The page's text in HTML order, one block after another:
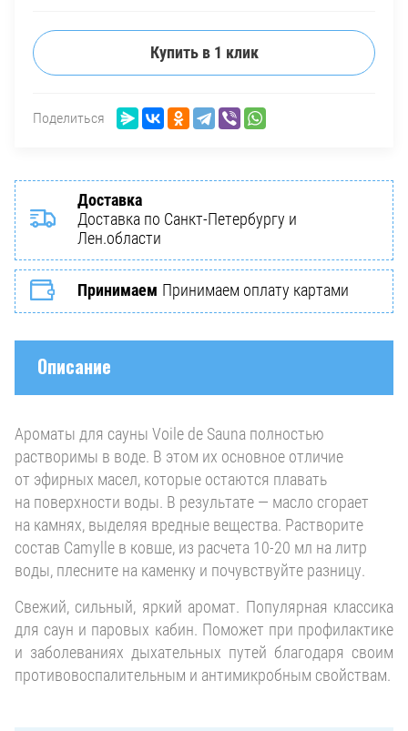
Купить в 1 клик
Поделиться
Доставка
Доставка по Санкт-Петербургу и
Лен.области
Принимаем Принимаем оплату картами
Описание
Ароматы для сауны Voile de Sauna полностью
растворимы в воде. В этом их основное отличие
от эфирных масел, которые остаются плавать
на поверхности воды. В результате — масло сгорает
на камнях, выделяя вредные вещества. Растворите
состав Camylle в ковше, из расчета 10-20 мл на литр
воды, плесните на каменку и почувствуйте разницу.
Свежий, сильный, яркий аромат. Популярная классика
для саун и паровых кабин. Поможет при профилактике
и заболеваниях дыхательных путей благодаря своим
противовоспалительным и антимикробным свойствам.